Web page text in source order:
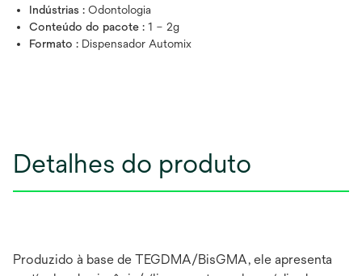
Indústrias : Odontologia
Conteúdo do pacote : 1 – 2g
Formato : Dispensador Automix
Detalhes do produto
Produzido à base de TEGDMA/BisGMA, ele apresenta